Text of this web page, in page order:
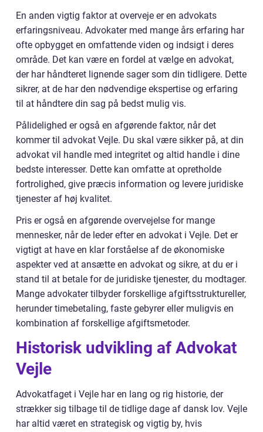
En anden vigtig faktor at overveje er en advokats
erfaringsniveau. Advokater med mange års erfaring har
ofte opbygget en omfattende viden og indsigt i deres
område. Det kan være en fordel at vælge en advokat,
der har håndteret lignende sager som din tidligere. Dette
sikrer, at de har den nødvendige ekspertise og erfaring
til at håndtere din sag på bedst mulig vis.
Pålidelighed er også en afgørende faktor, når det
kommer til advokat Vejle. Du skal være sikker på, at din
advokat vil handle med integritet og altid handle i dine
bedste interesser. Dette kan omfatte at opretholde
fortrolighed, give præcis information og levere juridiske
tjenester af høj kvalitet.
Pris er også en afgørende overvejelse for mange
mennesker, når de leder efter en advokat i Vejle. Det er
vigtigt at have en klar forståelse af de økonomiske
aspekter ved at ansætte en advokat og sikre, at du er i
stand til at betale for de juridiske tjenester, du modtager.
Mange advokater tilbyder forskellige afgiftsstruktureller,
herunder timebetaling, faste gebyrer eller muligvis en
kombination af forskellige afgiftsmetoder.
Historisk udvikling af Advokat
Vejle
Advokatfaget i Vejle har en lang og rig historie, der
strækker sig tilbage til de tidlige dage af dansk lov. Vejle
har altid været en strategisk og vigtig by, hvis